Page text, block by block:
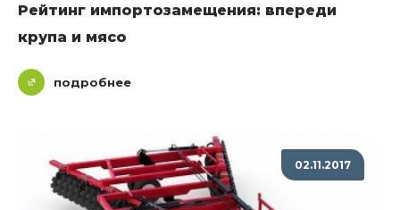
Рейтинг импортозамещения: впереди
крупа и мясо
подробнее
02.11.2017